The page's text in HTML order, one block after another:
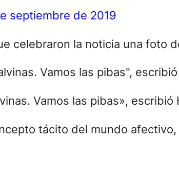
septiembre de 2019
celebraron la noticia una foto
Vamos las pibas», escribió
tácito del mundo